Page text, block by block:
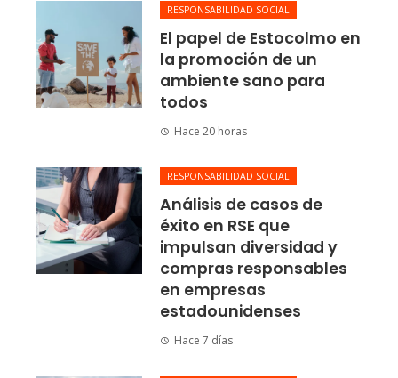
RESPONSABILIDAD SOCIAL
El papel de Estocolmo en
la promoción de un
ambiente sano para
todos
Hace 20 horas
RESPONSABILIDAD SOCIAL
Análisis de casos de
éxito en RSE que
impulsan diversidad y
compras responsables
en empresas
estadounidenses
Hace 7 días